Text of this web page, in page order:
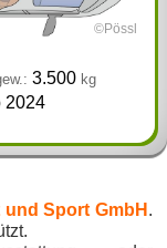
©Pössl
3.500kg
2024
und Sport GmbH .